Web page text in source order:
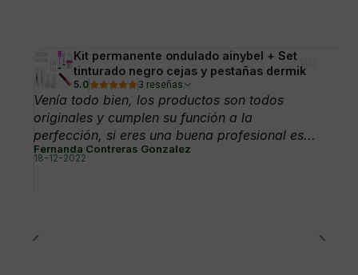
Kit permanente ondulado ainybel + Set
tinturado negro cejas y pestañas dermik
5.0 3 reseñas
Venía todo bien, los productos son todos
originales y cumplen su función a la
perfección, si eres una buena profesional es...
Fernanda Contreras Gonzalez
18-12-2022